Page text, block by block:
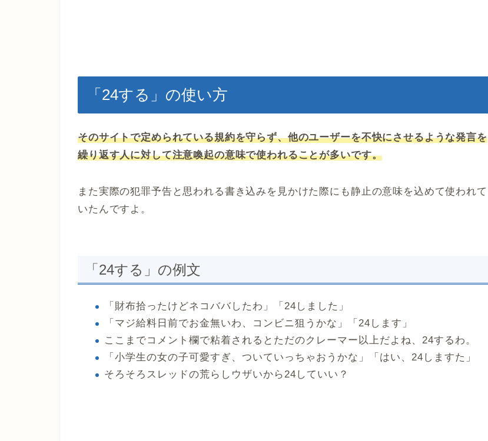
「24する」の使い方
そのサイトで定められている規約を守らず、他のユーザーを不快にさせるような発言を
繰り返す人に対して注意喚起の意味で使われることが多いです。
また実際の犯罪予告と思われる書き込みを見かけた際にも静止の意味を込めて使われて
いたんですよ。
「24する」の例文
「財布拾ったけどネコババしたわ」「24しました」
「マジ給料日前でお金無いわ、コンビニ狙うかな」「24します」
ここまでコメント欄で粘着されるとただのクレーマー以上だよね、24するわ。
「小学生の女の子可愛すぎ、ついていっちゃおうかな」「はい、24しますた」
そろそろスレッドの荒らしウザいから24していい？